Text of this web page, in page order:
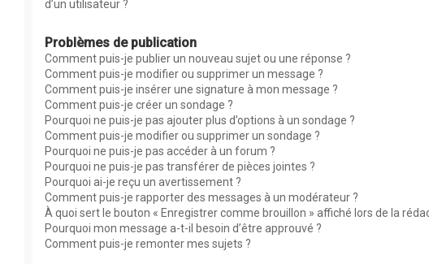
d’un utilisateur ?
Problèmes de publication
Comment puis-je publier un nouveau sujet ou une réponse ?
Comment puis-je modifier ou supprimer un message ?
Comment puis-je insérer une signature à mon message ?
Comment puis-je créer un sondage ?
Pourquoi ne puis-je pas ajouter plus d’options à un sondage ?
Comment puis-je modifier ou supprimer un sondage ?
Pourquoi ne puis-je pas accéder à un forum ?
Pourquoi ne puis-je pas transférer de pièces jointes ?
Pourquoi ai-je reçu un avertissement ?
Comment puis-je rapporter des messages à un modérateur ?
À quoi sert le bouton « Enregistrer comme brouillon » affiché lors de la
Pourquoi mon message a-t-il besoin d’être approuvé ?
Comment puis-je remonter mes sujets ?